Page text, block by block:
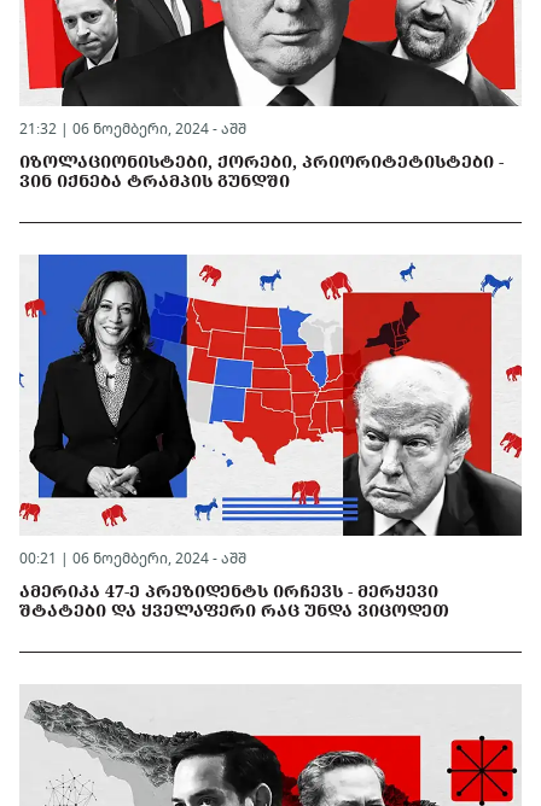
21:32 | 06 ნოემბერი, 2024 - აშშ
ᲘᲖᲝᲚᲐᲪᲘᲝᲜᲘᲡᲢᲔᲑᲘ, ᲥᲝᲠᲔᲑᲘ, ᲞᲠᲘᲝᲠᲘᲢᲔᲢᲘᲡᲢᲔᲑᲘ -
ᲕᲘᲜ ᲘᲥᲜᲔᲑᲐ ᲢᲠᲐᲛᲞᲘᲡ ᲒᲣᲜᲓᲨᲘ
00:21 | 06 ნოემბერი, 2024 - აშშ
ᲐᲛᲔᲠᲘᲙᲐ 47-Ე ᲞᲠᲔᲖᲘᲓᲔᲜᲢᲡ ᲘᲠᲩᲔᲕᲡ - ᲛᲔᲠᲧᲔᲕᲘ
ᲨᲢᲐᲢᲔᲑᲘ ᲓᲐ ᲧᲕᲔᲚᲐᲤᲔᲠᲘ ᲠᲐᲪ ᲣᲜᲓᲐ ᲕᲘᲪᲝᲓᲔᲗ